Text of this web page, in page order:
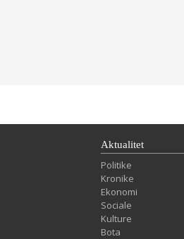
Aktualitet
Politike
Kronike
Ekonomi
Sociale
Kulture
Bota